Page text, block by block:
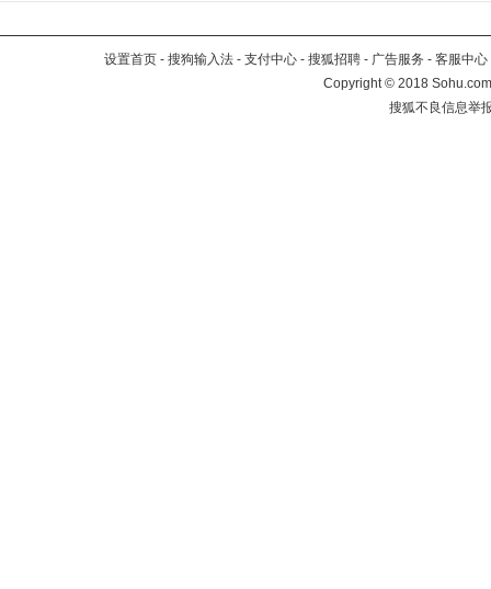
设置首页 - 搜狗输入法 - 支付中心 - 搜狐招聘 - 广告服务 - 客服中心
Copyright©2018
搜狐不良信息举